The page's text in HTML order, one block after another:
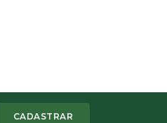
CADASTRAR